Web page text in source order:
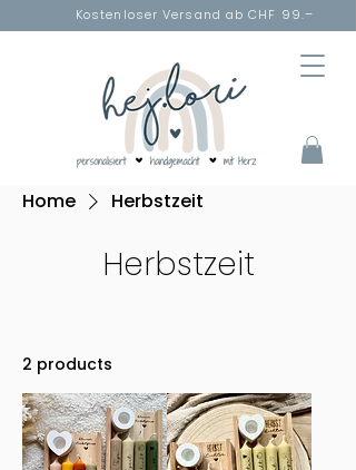
Kostenloser Versand ab CHF 99.–
Home Herbstzeit
Herbstzeit
2 products